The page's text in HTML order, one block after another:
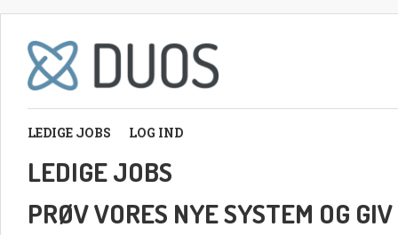
LEDIGE JOBS LOG IND
LEDIGE JOBS
PRØV VORES NYE SYSTEM OG